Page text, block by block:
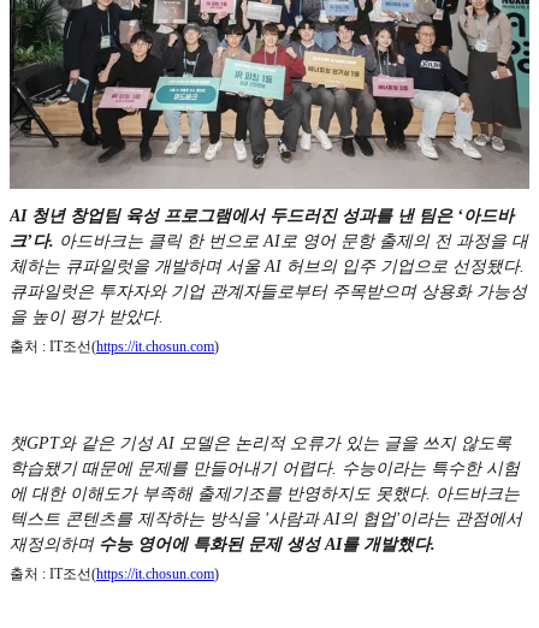
AI 청년 창업팀 육성 프로그램에서 두드러진 성과를 낸 팀은 ‘아드바
크’다. 아드바크는 클릭 한 번으로 AI로 영어 문항 출제의 전 과정을 대
체하는 큐파일럿을 개발하며 서울 AI 허브의 입주 기업으로 선정됐다.
큐파일럿은 투자자와 기업 관계자들로부터 주목받으며 상용화 가능성
을 높이 평가 받았다.
출처 : IT조선(https://it.chosun.com)
챗GPT와 같은 기성 AI 모델은 논리적 오류가 있는 글을 쓰지 않도록
학습됐기 때문에 문제를 만들어내기 어렵다. 수능이라는 특수한 시험
에 대한 이해도가 부족해 출제기조를 반영하지도 못했다. 아드바크는
텍스트 콘텐츠를 제작하는 방식을 '사람과 AI의 협업'이라는 관점에서
재정의하며 수능 영어에 특화된 문제 생성 AI를 개발했다.
출처 : IT조선(https://it.chosun.com)